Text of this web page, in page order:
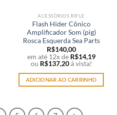
ACESSÓRIOS RIFLE
Flash Hider Cônico
Amplificador Som (pig)
Rosca Esquerda Sea Parts
R$140,00
em até 12x de R$14,19
ou R$137,20 à vista!
ADICIONAR AO CARRINHO